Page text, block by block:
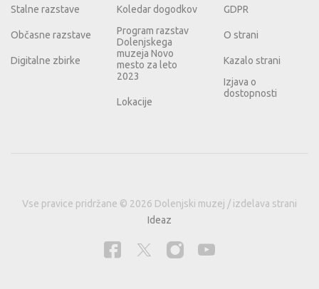
Stalne razstave
Občasne razstave
Digitalne zbirke
Koledar dogodkov
Program razstav
Dolenjskega
muzeja Novo
mesto za leto
2023
Lokacije
GDPR
O strani
Kazalo strani
Izjava o
dostopnosti
Vse pravice pridržane © 2026 Dolenjski muzej / izdelava strani
Ideaz